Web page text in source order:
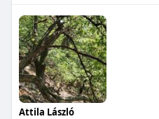
Attila László